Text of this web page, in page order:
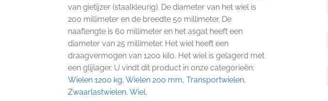
van gietijzer (staalkleurig). De diameter van het wiel is
200 millimeter en de breedte 50 millimeter. De
naaflengte is 60 millimeter en het asgat heeft een
diameter van 25 millimeter. Het wiel heeft een
draagvermogen van 1200 kilo. Het wiel is gelagerd met
een glijlager. U vindt dit product in onze categorieën:
Wielen 1200 kg,Wielen 200 mm,Transportwielen,
Zwaarlastwielen,Wiel.